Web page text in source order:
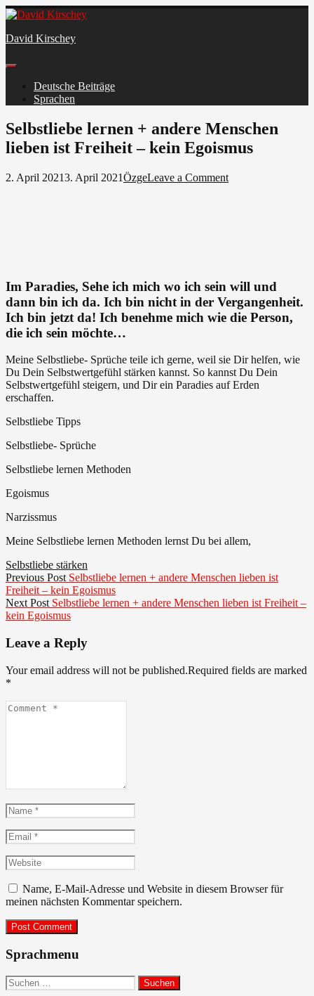
Skip
content
David Kirschey
Deutsche Beiträge
Sprachen
Facebook
Selbstliebe lernen + andere Menschen
lieben ist Freiheit – kein Egoismus
2. April 20213. April 2021ÖzgeLeave a Commenton
–
kein
Egoismus
Im Paradies, Sehe ich mich wo ich sein will und
dann bin ich da. Ich bin nicht in der Vergangenheit.
Ich bin jetzt da! Ich benehme mich wie die Person,
die ich sein möchte…
Meine Selbstliebe- Sprüche teile ich gerne, weil sie Dir helfen, wie
Du Dein Selbstwertgefühl stärken kannst. So kannst Du Dein
Selbstwertgefühl steigern, und Dir ein Paradies auf Erden
erschaffen.
Selbstliebe Tipps
Selbstliebe- Sprüche
Selbstliebe lernen Methoden
Egoismus
Narzissmus
Meine Selbstliebe lernen Methoden lernst Du bei allem,
Selbstliebe stärken
Beitragsnavigation
Previous Post Previous
post:
Selbstliebe lernen + andere Menschen lieben ist
Freiheit – kein Egoismus
Next Post Next
post:
Selbstliebe lernen + andere Menschen lieben ist Freiheit –
kein Egoismus
Leave a Reply
Your email address will not be published.Required fields are marked
*
Comment
Name
*
Email
*
Website
Name, E-Mail-Adresse und Website in diesem Browser für
meinen nächsten Kommentar speichern.
Sprachmenu
Suchen